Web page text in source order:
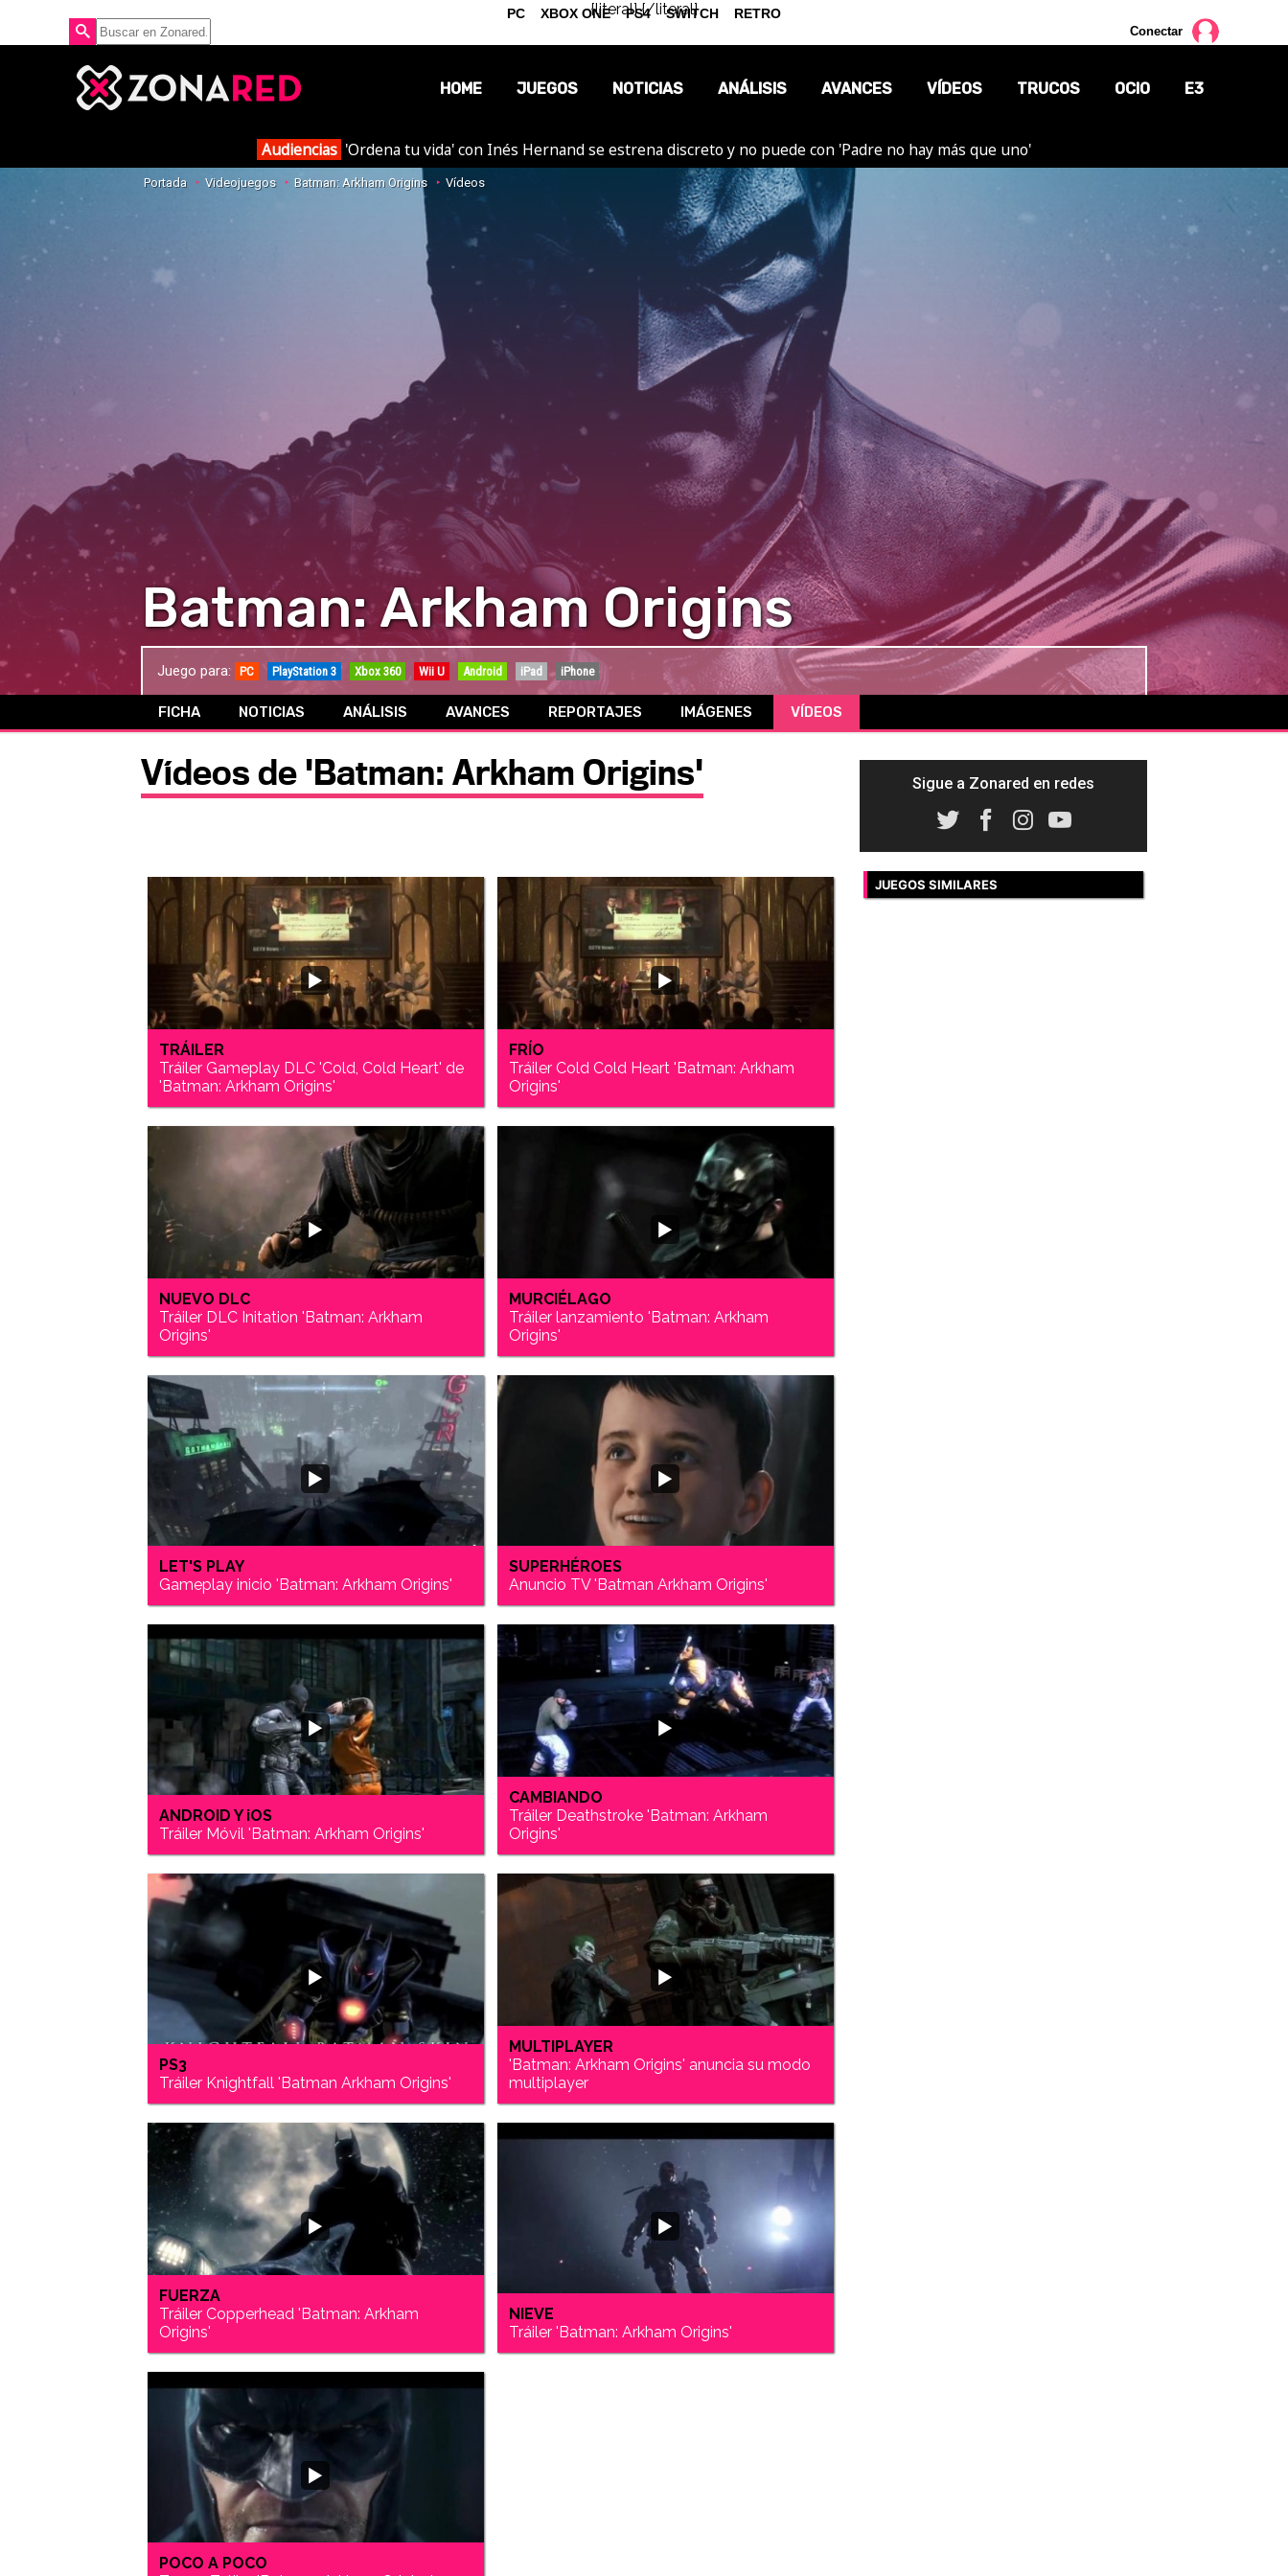
{literal}{/literal}
Conectar
HOME JUEGOS NOTICIAS
OPINIÓN
REPORTAJES
ANÁLISIS AVANCES VÍDEOS TRUCOS OCIO E3
Audiencias 'Ordena tu vida' con Inés Hernand se estrena discreto y no puede con 'Padre no hay más que uno'
Portada Videojuegos Batman: Arkham Origins Vídeos
Batman: Arkham Origins
Juego para: PC PlayStation 3 Xbox 360 Wii U Android iPad iPhone
FICHA NOTICIAS ANÁLISIS AVANCES REPORTAJES IMÁGENES VÍDEOS
Vídeos de 'Batman: Arkham Origins'
TRÁILER
Tráiler Gameplay DLC 'Cold, Cold Heart' de
'Batman: Arkham Origins'
FRÍO
Tráiler Cold Cold Heart 'Batman: Arkham
Origins'
NUEVO DLC
Tráiler DLC Initation 'Batman: Arkham
Origins'
MURCIÉLAGO
Tráiler lanzamiento 'Batman: Arkham
Origins'
LET'S PLAY
Gameplay inicio 'Batman: Arkham Origins'
SUPERHÉROES
Anuncio TV 'Batman Arkham Origins'
ANDROID Y iOS
Tráiler Móvil 'Batman: Arkham Origins'
CAMBIANDO
Tráiler Deathstroke 'Batman: Arkham
Origins'
PS3
Tráiler Knightfall 'Batman Arkham Origins'
MULTIPLAYER
'Batman: Arkham Origins' anuncia su modo
multiplayer
FUERZA
Tráiler Copperhead 'Batman: Arkham
Origins'
NIEVE
Tráiler 'Batman: Arkham Origins'
POCO A POCO
Sigue a Zonared en redes
JUEGOS SIMILARES
PC XBOX ONE PS4 SWITCH RETRO